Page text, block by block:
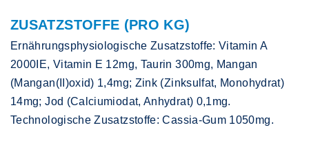
ZUSATZSTOFFE (PRO KG)
Ernährungsphysiologische Zusatzstoffe: Vitamin A
2000IE, Vitamin E 12mg, Taurin 300mg, Mangan
(Mangan(II)oxid) 1,4mg; Zink (Zinksulfat, Monohydrat)
14mg; Jod (Calciumiodat, Anhydrat) 0,1mg.
Technologische Zusatzstoffe: Cassia-Gum 1050mg.